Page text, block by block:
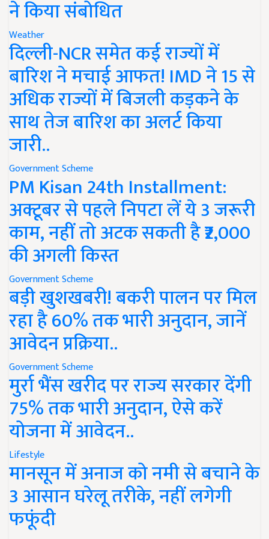
ने किया संबोधित
Weather
दिल्ली-NCR समेत कई राज्यों में
बारिश ने मचाई आफत! IMD ने 15 से
अधिक राज्यों में बिजली कड़कने के
साथ तेज बारिश का अलर्ट किया
जारी..
Government Scheme
PM Kisan 24th Installment:
अक्टूबर से पहले निपटा लें ये 3 जरूरी
काम, नहीं तो अटक सकती है ₹2,000
की अगली किस्त
Government Scheme
बड़ी खुशखबरी! बकरी पालन पर मिल
रहा है 60% तक भारी अनुदान, जानें
आवेदन प्रक्रिया..
Government Scheme
मुर्रा भैंस खरीद पर राज्य सरकार देंगी
75% तक भारी अनुदान, ऐसे करें
योजना में आवेदन..
Lifestyle
मानसून में अनाज को नमी से बचाने के
3 आसान घरेलू तरीके, नहीं लगेगी
फफूंदी